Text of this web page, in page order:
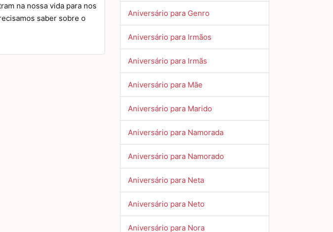
na nossa vida para nos
saber sobre o
Aniversário para Genro
Aniversário para Irmãos
Aniversário para Irmãs
Aniversário para Mãe
Aniversário para Marido
Aniversário para Namorada
Aniversário para Namorado
Aniversário para Neta
Aniversário para Neto
Aniversário para Nora